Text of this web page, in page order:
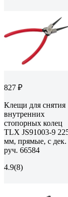
827 ₽
Клещи для снятия
внутренних
стопорных колец
TLX JS91003-9
мм, прямые, с дек.
руч. 66584
4.9(8)